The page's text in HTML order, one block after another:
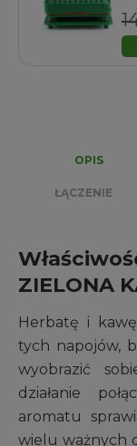
OPIS
ŁĄCZENIE
ZIELONA
Herbatę i
tych napojów,
wyobrazić
działanie
aromatu
wielu ważnych